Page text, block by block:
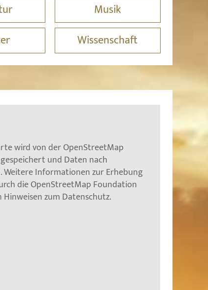
Musik
Wissenschaft
wird von der OpenStreetMap
und Daten nach
Informationen zur Erhebung
die OpenStreetMap Foundation
zum Datenschutz.